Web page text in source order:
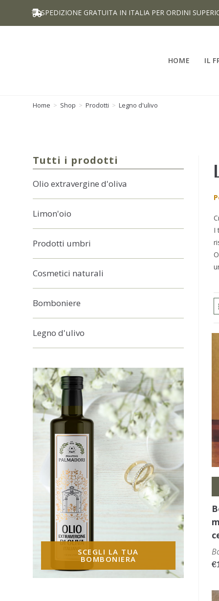
SPEDIZIONE GRATUITA IN ITALIA PER ORDINI
HOME IL
Home > Shop > Prodotti > Legno d'ulivo
I
€
Tutti i prodotti
Olio extravergine d'oliva
Limon'oio
Prodotti umbri
Cosmetici naturali
Bomboniere
Legno d'ulivo
SCEGLI LA TUA
BOMBONIERA